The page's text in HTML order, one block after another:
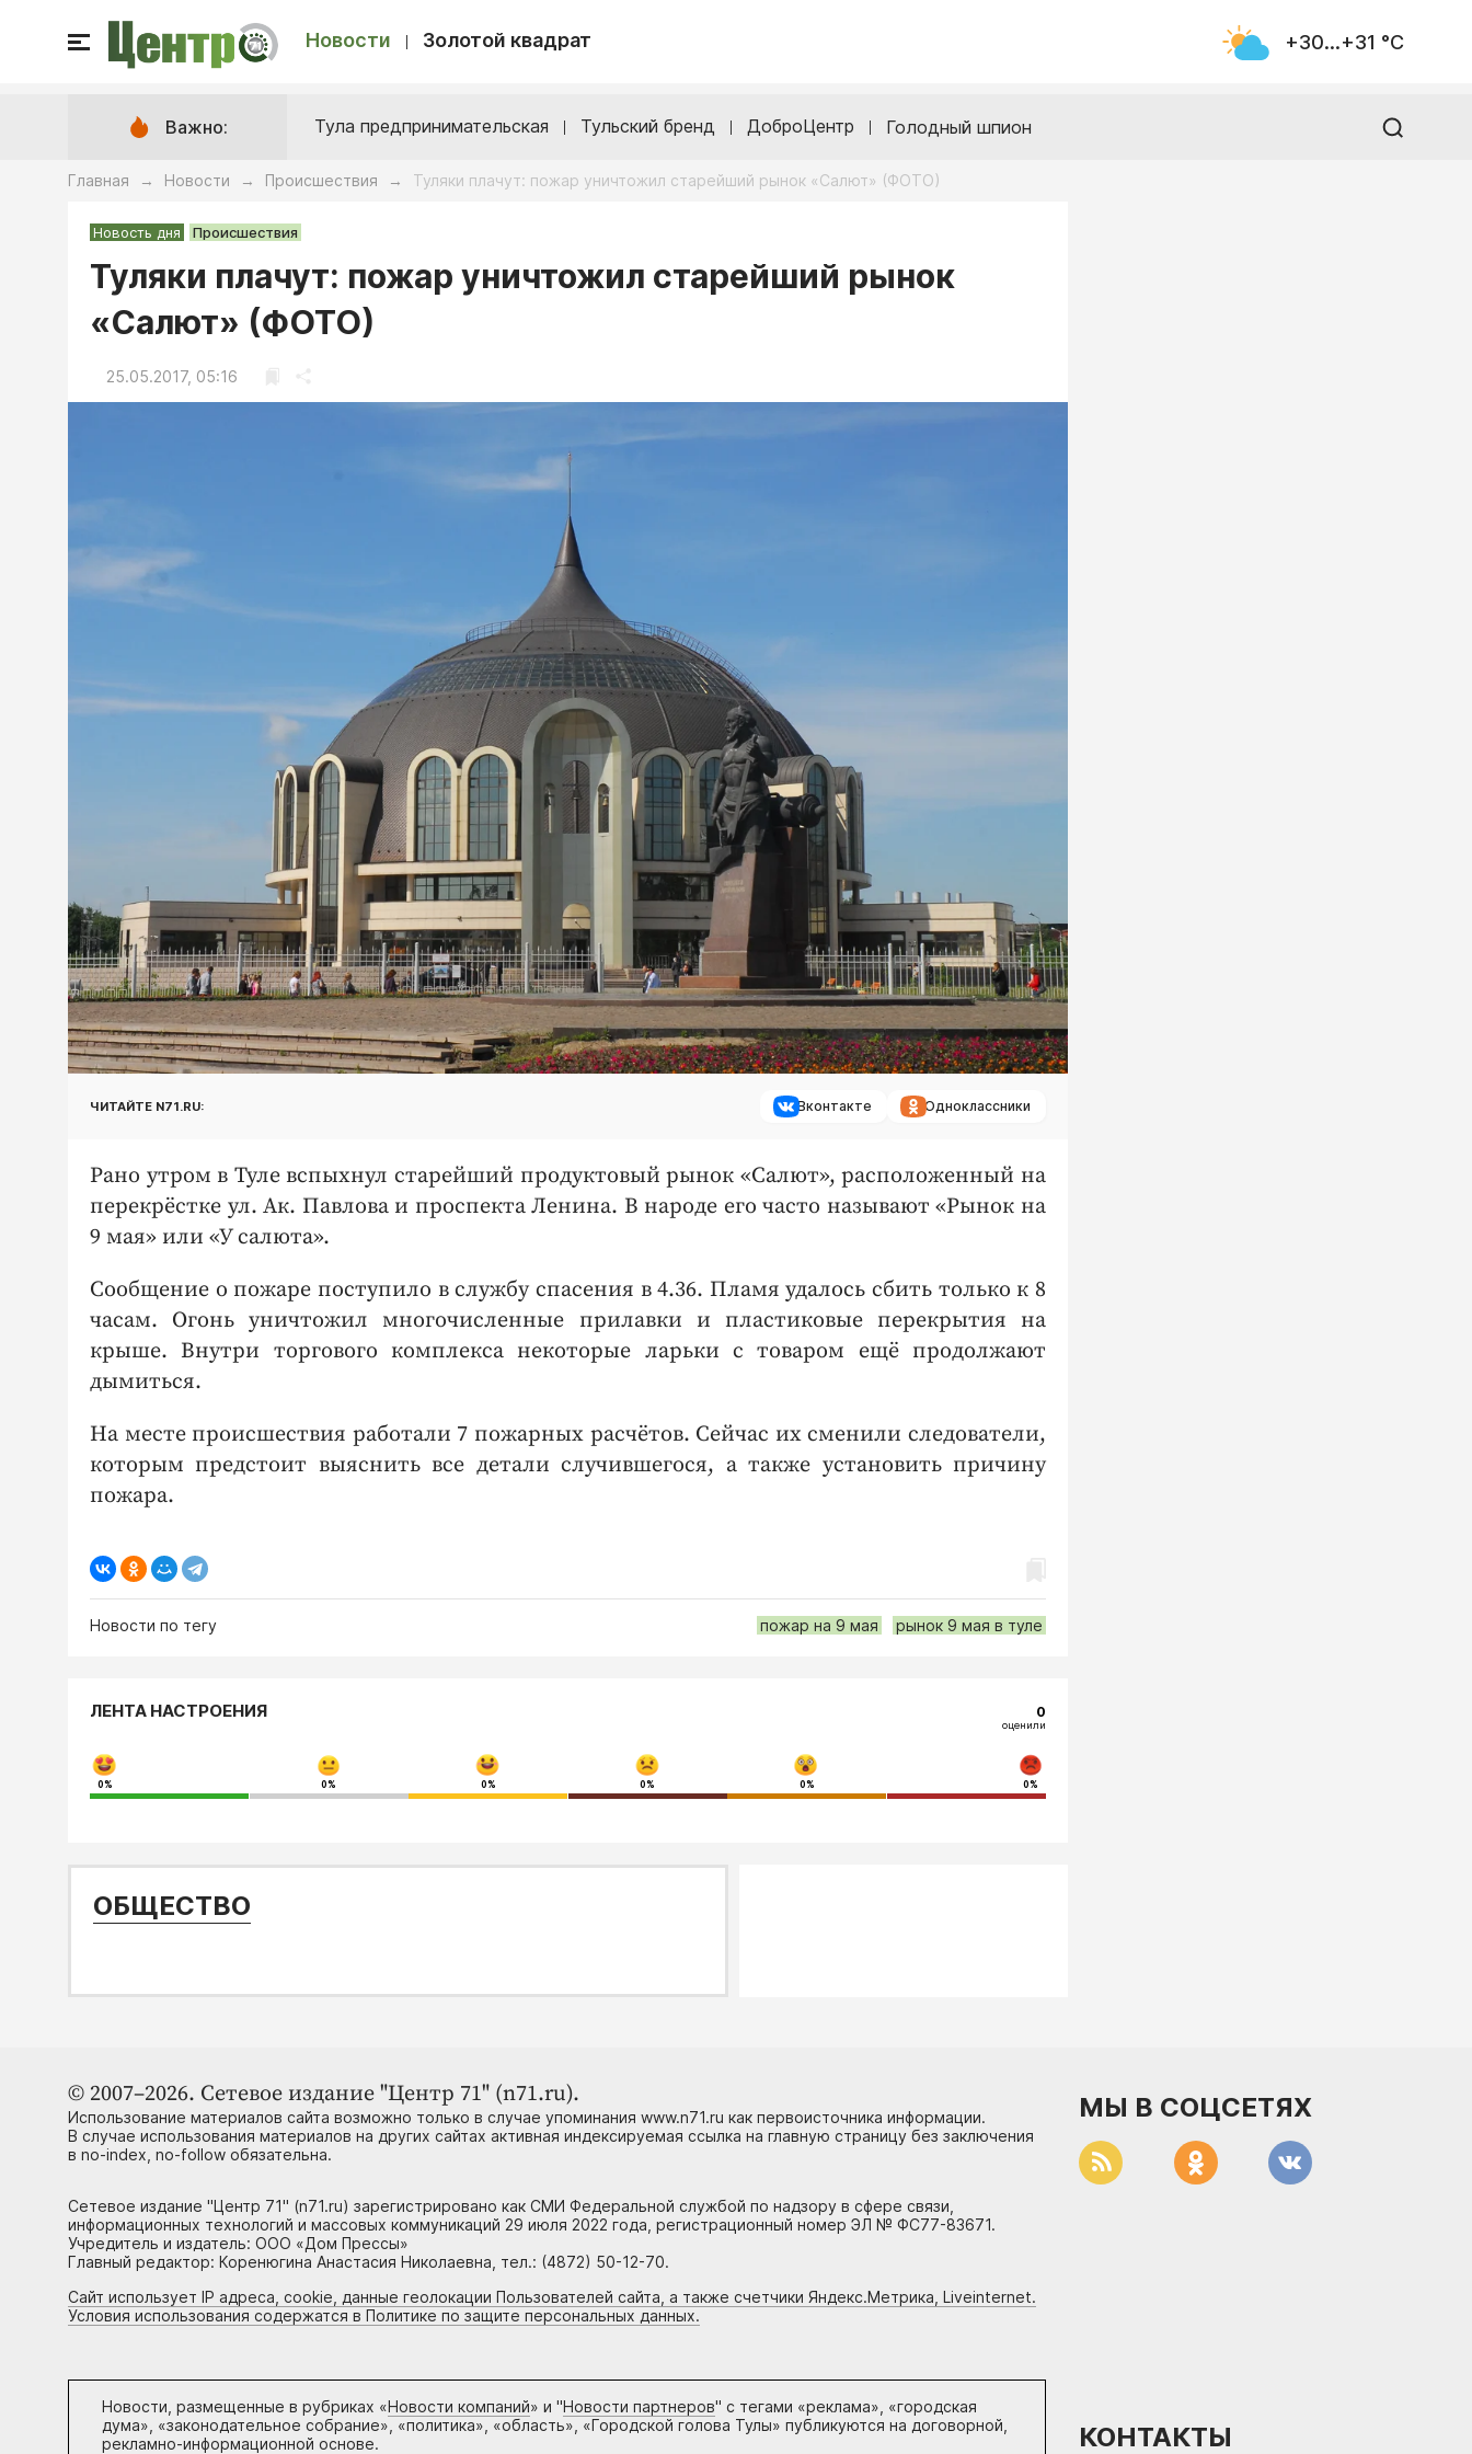
Новости Золотой квадрат +30...+31 °С
Важно: Тула предпринимательская Тульский бренд ДоброЦентр Голодный шпион
Главная → Новости → Происшествия → Туляки плачут: пожар уничтожил старейший рынок «Салют» (ФОТО)
Новость дня Происшествия
Туляки плачут: пожар уничтожил старейший рынок
«Салют» (ФОТО)
25.05.2017, 05:16
ЧИТАЙТЕ N71.RU: Вконтакте Одноклассники
Рано утром в Туле вспыхнул старейший продуктовый рынок «Салют», расположенный на
перекрёстке ул. Ак. Павлова и проспекта Ленина. В народе его часто называют «Рынок на
9 мая» или «У салюта».
Сообщение о пожаре поступило в службу спасения в 4.36. Пламя удалось сбить только к 8
часам. Огонь уничтожил многочисленные прилавки и пластиковые перекрытия на
крыше. Внутри торгового комплекса некоторые ларьки с товаром ещё продолжают
дымиться.
На месте происшествия работали 7 пожарных расчётов. Сейчас их сменили следователи,
которым предстоит выяснить все детали случившегося, а также установить причину
пожара.
Новости по тегу пожар на 9 мая рынок 9 мая в туле
ЛЕНТА НАСТРОЕНИЯ 0
оценили
0% 0% 0% 0% 0% 0%
ОБЩЕСТВО
© 2007–2026. Сетевое издание "Центр 71" (n71.ru).
Использование материалов сайта возможно только в случае упоминания www.n71.ru как первоисточника информации.
В случае использования материалов на других сайтах активная индексируемая ссылка на главную страницу без заключения
в no-index, no-follow обязательна.
Сетевое издание "Центр 71" (n71.ru) зарегистрировано как СМИ Федеральной службой по надзору в сфере связи,
информационных технологий и массовых коммуникаций 29 июля 2022 года, регистрационный номер ЭЛ № ФС77-83671.
Учредитель и издатель: ООО «Дом Прессы»
Главный редактор: Коренюгина Анастасия Николаевна, тел.: (4872) 50-12-70.
Сайт использует IP адреса, cookie, данные геолокации Пользователей сайта, а также счетчики Яндекс.Метрика, Liveinternet.
Условия использования содержатся в Политике по защите персональных данных.
Новости, размещенные в рубриках «Новости компаний» и "Новости партнеров" с тегами «реклама», «городская
дума», «законодательное собрание», «политика», «область», «Городской голова Тулы» публикуются на договорной,
рекламно-информационной основе.
МЫ В СОЦСЕТЯХ
КОНТАКТЫ